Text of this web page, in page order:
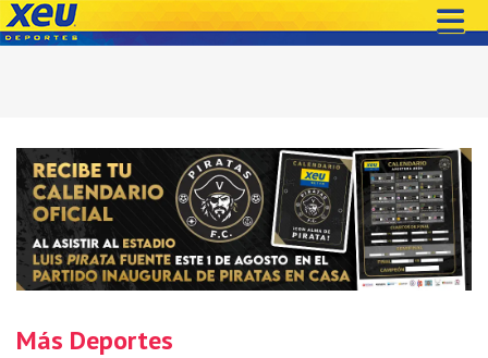
Más Deportes